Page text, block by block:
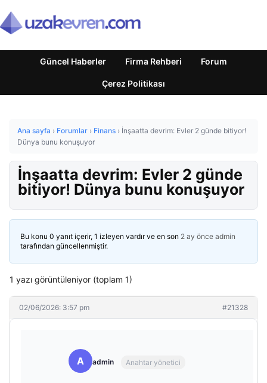
Güncel Haberler Firma Rehberi Forum
Çerez Politikası
Ana sayfa › Forumlar › Finans › İnşaatta devrim: Evler 2 günde bitiyor!
Dünya bunu konuşuyor
İnşaatta devrim: Evler 2 günde
bitiyor! Dünya bunu konuşuyor
Bu konu 0 yanıt içerir, 1 izleyen vardır ve en son 2 ay önce admin
tarafından güncellenmiştir.
1 yazı görüntüleniyor (toplam 1)
02/06/2026: 3:57 pm #21328
A admin Anahtar yönetici